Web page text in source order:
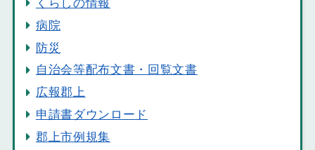
病院
防災
自治会等配布文書・回覧文書
広報郡上
申請書ダウンロード
郡上市例規集